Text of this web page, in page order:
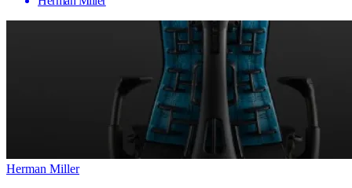
Herman Miller